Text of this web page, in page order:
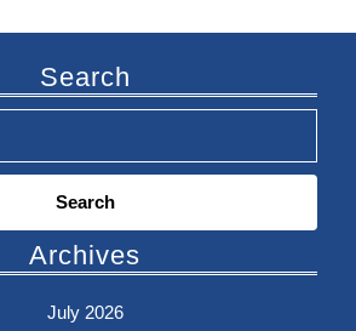
Search
Archives
July 2026